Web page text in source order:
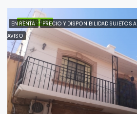
DESTACADO
EN RENTA PRECIO Y DISPONIBILIDAD SUJETOS
AVISO